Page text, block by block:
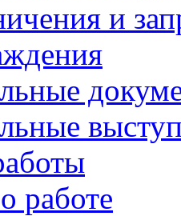
и
работе